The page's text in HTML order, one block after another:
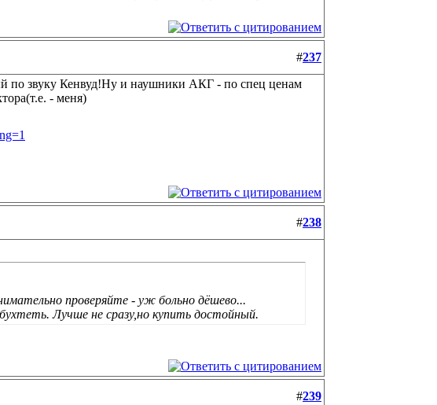
#237
по звуку Кенвуд!Ну и наушники АКГ - по спец ценам
- меня)
#238
проверяйте - уж больно дёшево...
Лучше не сразу,но купить достойный.
#239